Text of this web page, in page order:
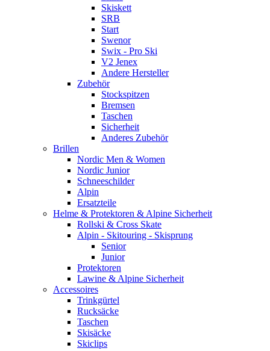
Skiskett
SRB
Start
Swenor
Swix - Pro Ski
V2 Jenex
Andere Hersteller
Zubehör
Stockspitzen
Bremsen
Taschen
Sicherheit
Anderes Zubehör
Brillen
Nordic Men & Women
Nordic Junior
Schneeschilder
Alpin
Ersatzteile
Helme & Protektoren & Alpine Sicherheit
Rollski & Cross Skate
Alpin - Skitouring - Skisprung
Senior
Junior
Protektoren
Lawine & Alpine Sicherheit
Accessoires
Trinkgürtel
Rucksäcke
Taschen
Skisäcke
Skiclips